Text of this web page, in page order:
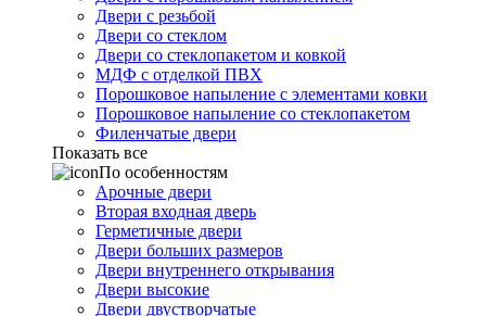
Двери с резьбой
Двери со стеклом
Двери со стеклопакетом и ковкой
МДФ с отделкой ПВХ
Порошковое напыление с элементами ковки
Порошковое напыление со стеклопакетом
Филенчатые двери
Показать все
По особенностям
Арочные двери
Вторая входная дверь
Герметичные двери
Двери больших размеров
Двери внутреннего открывания
Двери высокие
Двери двустворчатые